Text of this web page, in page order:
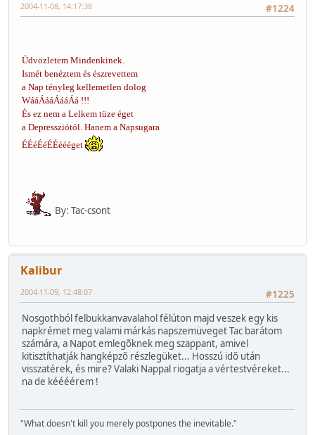
#1224
2004-11-08, 14:17:38
Üdvözletem Mindenkinek.
Ismét benéztem és észrevettem
a Nap tényleg kellemetlen dolog
WááÁááÁááÁá !!!
És ez nem a Lelkem tüze éget
a Depressziótól. Hanem a Napsugara
ÉÉéÉéÉÉéééget
By: Tac-csont
Kalibur
#1225
2004-11-09, 12:48:07
Nosgothból felbukkanvavalahol félúton majd veszek egy kis
napkrémet meg valami márkás napszemüveget Tac barátom
számára, a Napot emlegõknek meg szappant, amivel
kitisztíthatják hangképzõ részlegüket... Hosszú idõ után
visszatérek, és mire? Valaki Nappal riogatja a vértestvéreket...
na de kéééérem !
"What doesn't kill you merely postpones the inevitable."